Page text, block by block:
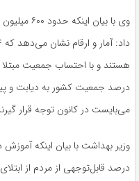
وی با
درصد جمعیت کشور به دیابت و
می‌بایست در کانون توجه قرار
وزیر بهداشت با بیان اینکه
درصد قابل‌توجهی از مردم از